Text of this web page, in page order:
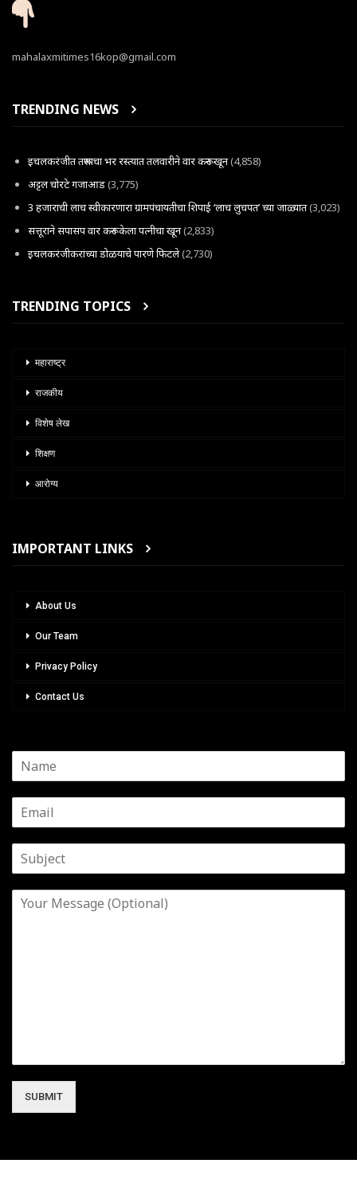
mahalaxmitimes16kop@gmail.com
TRENDING NEWS
इचलकरंजीत तरूणाचा भर रस्त्यात तलवारीने वार करून खून(4,858)
अट्टल चोरटे गजाआड(3,775)
3 हजाराची लाच स्वीकारणारा ग्रामपंचायतीचा शिपाई ‘लाच लुचपत’ च्या जाळ्यात(3,023)
सत्तूराने सपासप वार करून केला पत्नीचा खून(2,833)
इचलकरंजीकरांच्या डोळयाचे पारणे फिटले(2,730)
TRENDING TOPICS
महाराष्ट्र
राजकीय
विशेष लेख
शिक्षण
आरोग्य
IMPORTANT LINKS
About Us
Our Team
Privacy Policy
Contact Us
SUBMIT